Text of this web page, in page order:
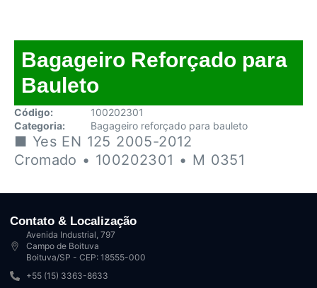
Bagageiro Reforçado para
Bauleto
Código:
100202301
Categoria:
Bagageiro reforçado para bauleto
■ Yes EN 125 2005-2012
Cromado • 100202301 • M 0351
Contato & Localização
Avenida Industrial, 797
Campo de Boituva
Boituva/SP - CEP: 18555-000
+55 (15) 3363-8633